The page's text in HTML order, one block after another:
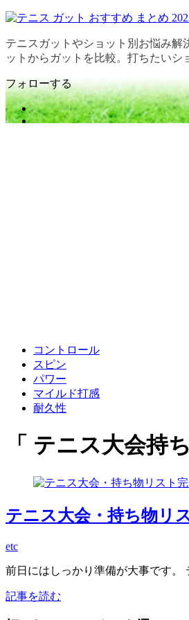
テニスガットやショット別お悩み
ットからガットを比較。打ちたいシ
フォローする
コントロール
スピン
パワー
マイルド打感
耐久性
「 テニス大会持
テニス大会・持ち物リ
etc
前日にはしっかり準備が大事です。
記事を読む